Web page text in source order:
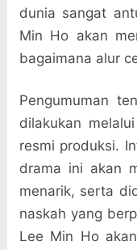
dunia sangat
Min Ho akan
bagaimana alur
Pengumuman
dilakukan
resmi produksi.
drama ini akan
menarik, serta
naskah yang
Lee Min Ho